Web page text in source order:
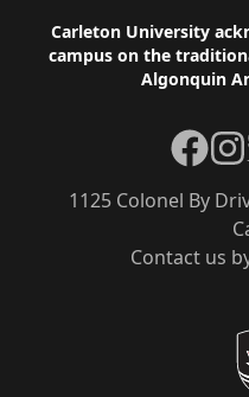
Footer
Carleton University
campus on the
Algonquin
Contact us
1125 Colonel By